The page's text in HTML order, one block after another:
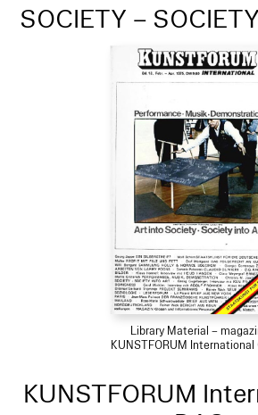
SOCIETY –
Library Material –
KUNSTFORUM International
KUNSTFORUM